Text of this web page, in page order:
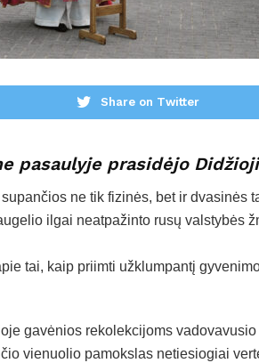
Share on Twitter
pasaulyje prasidėjo
ne tik fizinės, bet ir dvasinės
ilgai neatpažinto rusų valstybės
tai, kaip priimti užklumpantį
gavėnios rekolekcijoms
vienuolio pamokslas netiesiogiai